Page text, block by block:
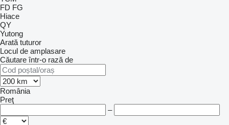
FD FG
Hiace
QY
Yutong
Arată tuturor
Locul de amplasare
Căutare într-o rază de
România
Preţ
–